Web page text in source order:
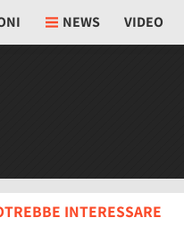
NEWS VIDEO
INTERESSARE